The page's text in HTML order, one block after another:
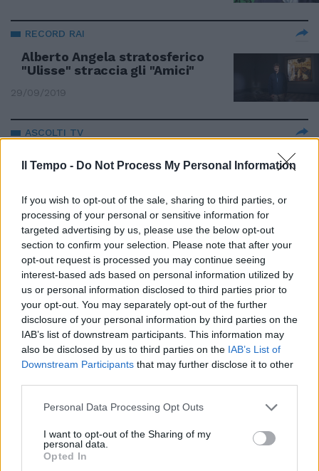
Il Tempo - Do Not Process My Personal Information
If you wish to opt-out of the sale, sharing to third parties, or
processing of your personal or sensitive information for
targeted advertising by us, please use the below opt-out
section to confirm your selection. Please note that after your
opt-out request is processed you may continue seeing
interest-based ads based on personal information utilized by
us or personal information disclosed to third parties prior to
your opt-out. You may separately opt-out of the further
disclosure of your personal information by third parties on the
IAB’s list of downstream participants. This information may
also be disclosed by us to third parties on the IAB’s List of
Downstream Participants that may further disclose it to other
Personal Data Processing Opt Outs
I want to opt-out of the Sharing of my
personal data.
Opted In
RECORD RAI
Alberto Angela stratosferico
"Ulisse" straccia gli "Amici"
29/09/2019
ASCOLTI TV
superstar è Alberto Angela
Ulisse ha 90 anni e continua a
vagare
31/12/2011
La rivincita di «Ulisse»
La reggia di Ulisse esiste ed è a
tre piani